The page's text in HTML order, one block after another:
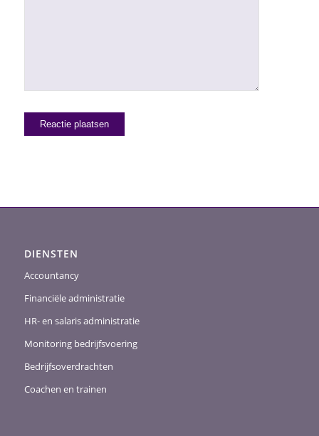
DIENSTEN
Accountancy
Financiële administratie
HR- en salaris administratie
Monitoring bedrijfsvoering
Bedrijfsoverdrachten
Coachen en trainen